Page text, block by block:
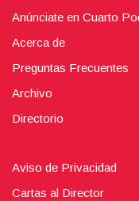
Anúnciate en Cuarto
Acerca de
Preguntas Frecuentes
Archivo
Directorio
Aviso de Privacidad
Cartas al Director